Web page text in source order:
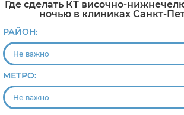
Где сделать КТ височно-
ночью в клиниках Санкт-
РАЙОН:
МЕТРО: